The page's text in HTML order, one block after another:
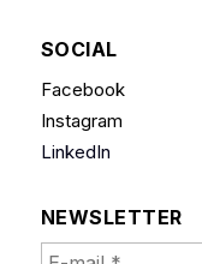
SOCIAL
Facebook
Instagram
LinkedIn
NEWSLETTER